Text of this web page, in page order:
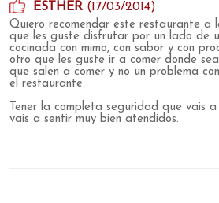
ESTHER (17/03/2014)
Quiero recomendar este restaurante a
que les guste disfrutar por un lado de
cocinada con mimo, con sabor y con
otro que les guste ir a comer donde
que salen a comer y no un problema
el restaurante.
Tener la completa seguridad que vais
vais a sentir muy bien atendidos.